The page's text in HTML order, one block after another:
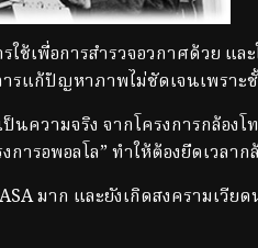
เพื่อการสำรวจอวกาศด้วย แล
รแก้ปัญหาภาพไม่ชัดเจนเพรา
ามจริง จากโครงการกล้องโ
ารอพอลโล” ทำให้ต้องยืดเวลาก
มาก และยังเกิดสงครามเวี